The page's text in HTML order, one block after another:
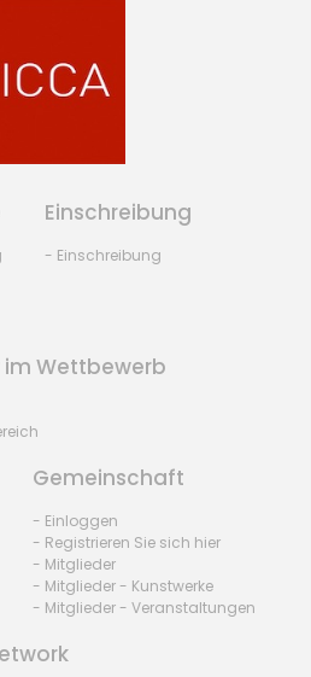
Einschreibung
- Einschreibung
im Wettbewerb
Gemeinschaft
- Einloggen
- Registrieren Sie sich hier
- Mitglieder
- Mitglieder - Kunstwerke
- Mitglieder - Veranstaltungen